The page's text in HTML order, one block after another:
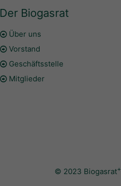
Der Biogasrat
Über uns
Vorstand
Geschäftsstelle
Mitglieder
© 2023 Biogasrat+